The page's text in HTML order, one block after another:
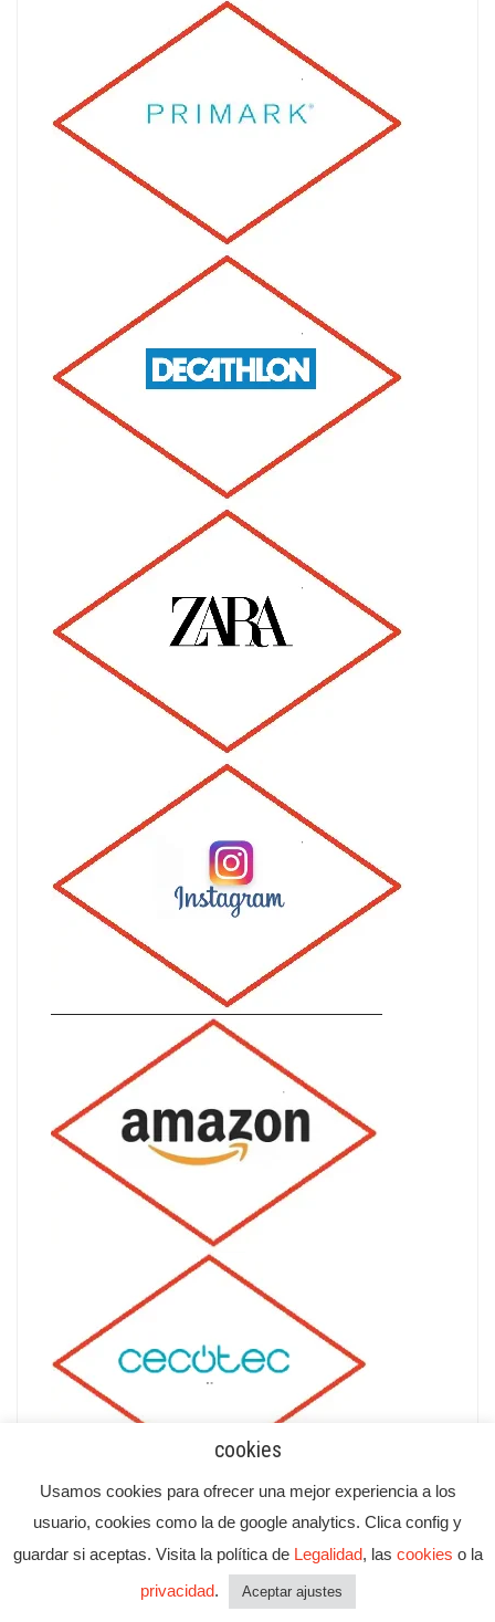
cookies
Usamos cookies para ofrecer una mejor experiencia a los
usuario, cookies como la de google analytics. Clica config y
guardar si aceptas. Visita la política de Legalidad, las cookies o la
privacidad. Aceptar ajustes